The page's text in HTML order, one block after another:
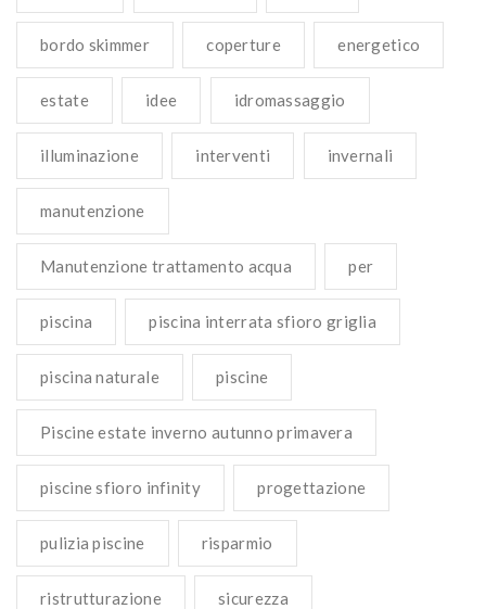
bordo skimmer coperture energetico
estate idee idromassaggio
illuminazione interventi invernali
manutenzione
Manutenzione trattamento acqua per
piscina piscina interrata sfioro griglia
piscina naturale piscine
Piscine estate inverno autunno primavera
piscine sfioro infinity progettazione
pulizia piscine risparmio
ristrutturazione sicurezza